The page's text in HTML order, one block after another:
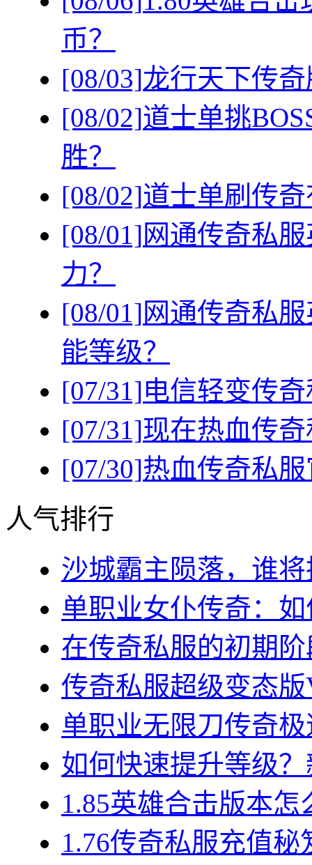
币？
[08/03]龙行天下传
[08/02]道士单挑
胜？
[08/02]道士单刷传
[08/01]网通传奇私
力？
[08/01]网通传奇私
能等级？
[07/31]电信轻变传
[07/31]现在热血传
[07/30]热血传奇私
人气排行
沙城霸主陨落，谁
单职业女仆传奇：
在传奇私服的初期
传奇私服超级变态
单职业无限刀传奇
如何快速提升等级
1.85英雄合击版本
1.76传奇私服充值